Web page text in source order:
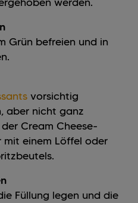
Grün befreien und in
vorsichtig
aber nicht ganz
Cream Cheese-
mit einem Löffel oder
Füllung legen und die